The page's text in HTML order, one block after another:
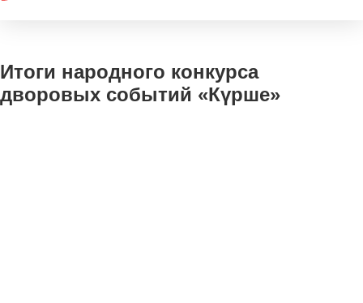
Итоги народного конкурса
дворовых событий «Күрше»